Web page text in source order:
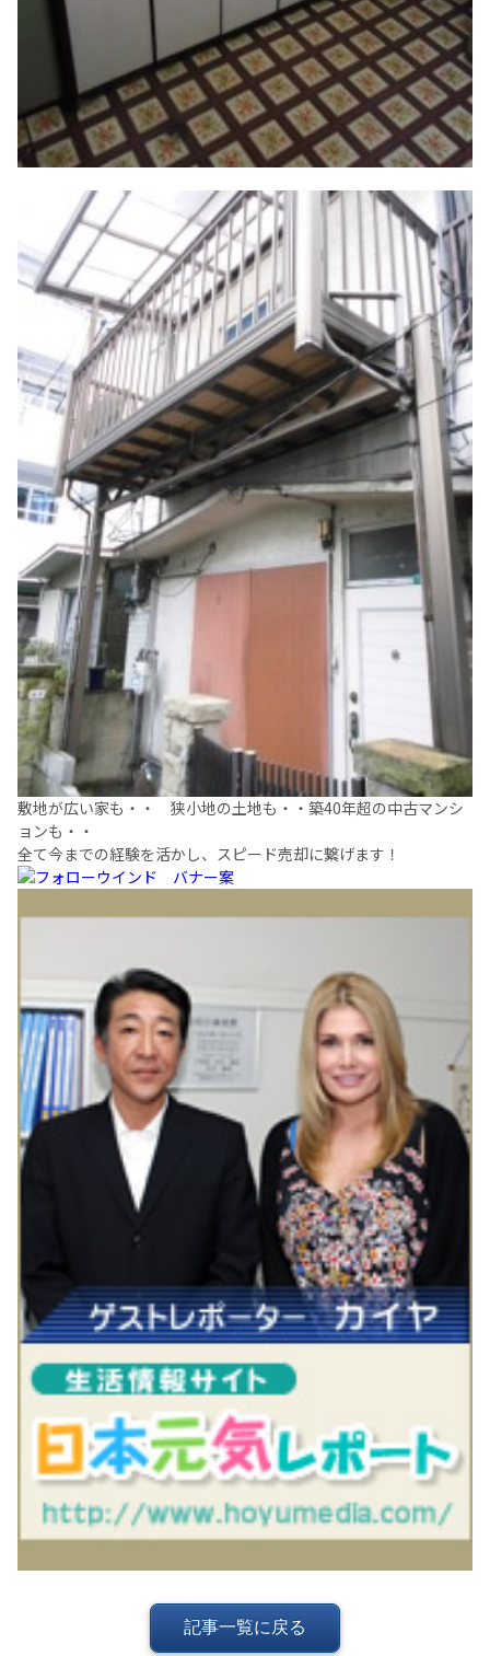
敷地が広い家も・・ 狭小地の土地も・・築40年超の中古マンシ
ョンも・・
全て今までの経験を活かし、スピード売却に繋げます！
記事一覧に戻る